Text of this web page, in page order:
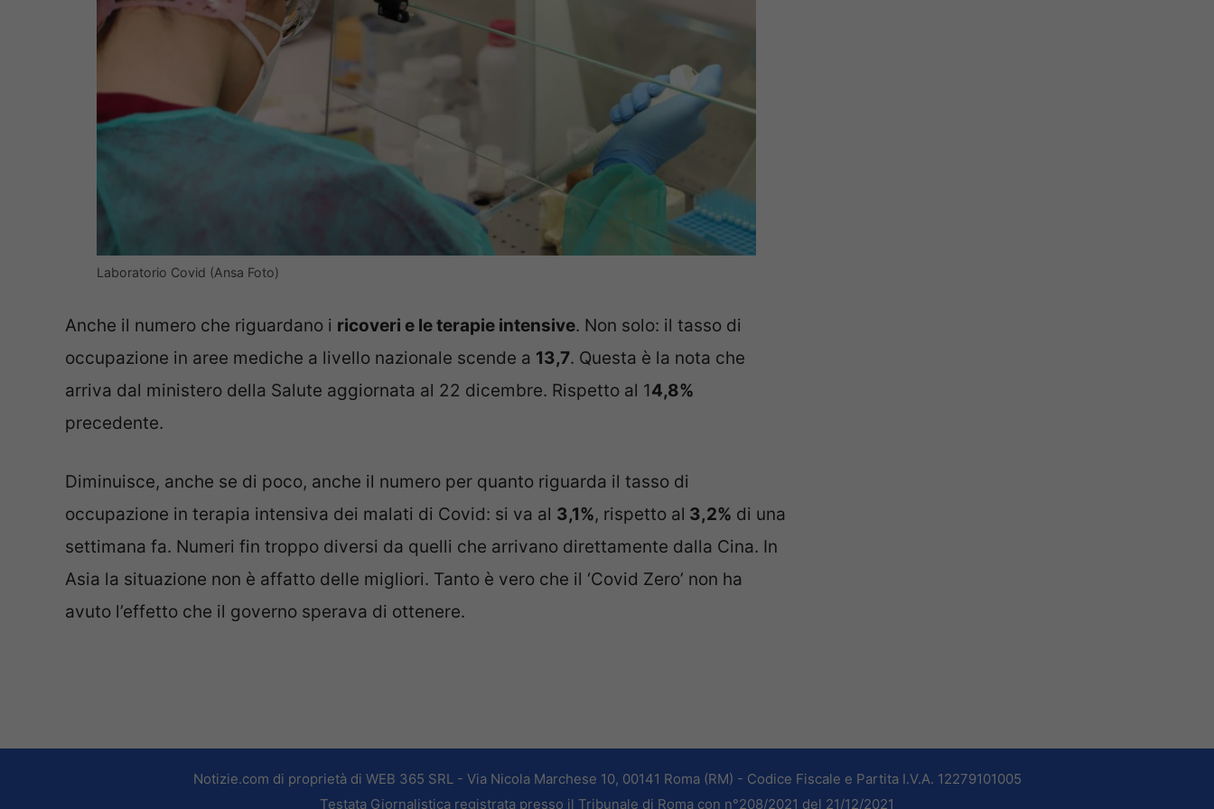
Laboratorio Covid (Ansa Foto)
Anche il numero che riguardano i ricoveri e le terapie intensive. Non solo: il tasso di
occupazione in aree mediche a livello nazionale scende a 13,7. Questa è la nota che
arriva dal ministero della Salute aggiornata al 22 dicembre. Rispetto al 14,8%
precedente.
Diminuisce, anche se di poco, anche il numero per quanto riguarda il tasso di
occupazione in terapia intensiva dei malati di Covid: si va al 3,1%, rispetto al 3,2% di una
settimana fa. Numeri fin troppo diversi da quelli che arrivano direttamente dalla Cina. In
Asia la situazione non è affatto delle migliori. Tanto è vero che il ‘Covid Zero’ non ha
avuto l’effetto che il governo sperava di ottenere.
Notizie.com di proprietà di WEB 365 SRL - Via Nicola Marchese 10, 00141 Roma (RM) - Codice Fiscale e Partita I.V.A. 12279101005
Testata Giornalistica registrata presso il Tribunale di Roma con n°208/2021 del 21/12/2021